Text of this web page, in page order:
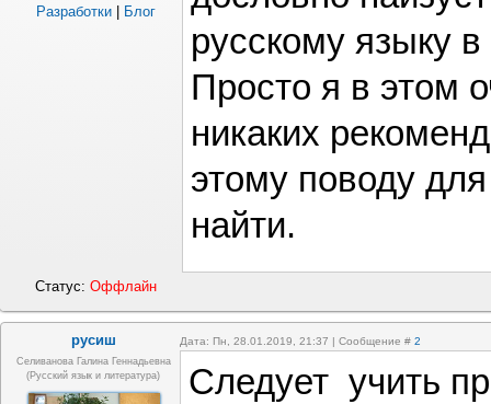
Разработки
Блог
русскому языку
Просто я в этом
никаких
этому поводу
найти.
Статус:Оффлайн
русиш Дата: Пн, 28.01.2019, 21:37 | Сообщение # 2
Селиванова Галина Геннадьевна
(русский язык и литература)
Следует учить